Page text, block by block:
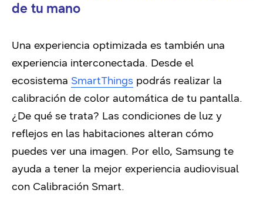
de tu mano
Una experiencia optimizada es también una
experiencia interconectada. Desde el
ecosistema SmartThings podrás realizar la
calibración de color automática de tu pantalla.
¿De qué se trata? Las condiciones de luz y
reflejos en las habitaciones alteran cómo
puedes ver una imagen. Por ello, Samsung te
ayuda a tener la mejor experiencia audiovisual
con Calibración Smart.